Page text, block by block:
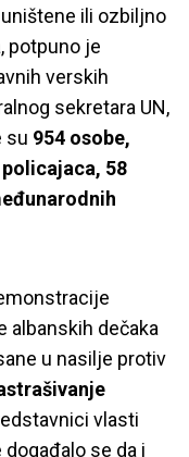
ili ozbiljno
potpuno je
verskih
sekretara UN,
su 954 osobe,
58
albanskih dečaka
u nasilje protiv
vlasti
se da i